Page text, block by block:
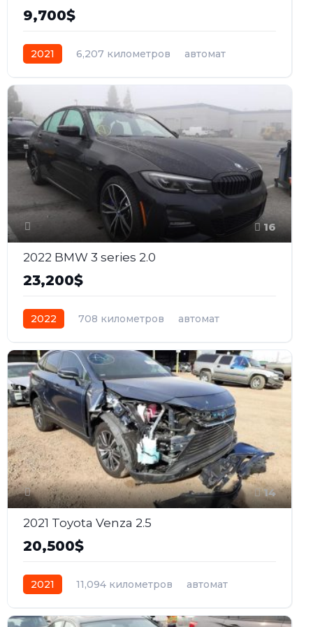
9,700$
2021 6,207 километров
автомат
16
2022 BMW 3 series 2.0
23,200$
2022 708 километров
автомат
14
2021 Toyota Venza 2.5
20,500$
2021 11,094 километров
автомат